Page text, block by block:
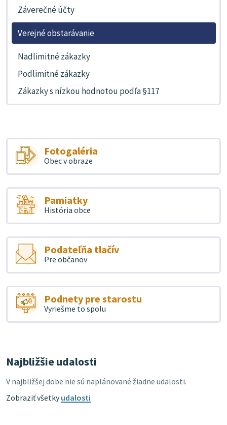
Záverečné účty
Verejné obstarávanie
Nadlimitné zákazky
Podlimitné zákazky
Zákazky s nízkou hodnotou podľa §117
Fotogaléria
Obec v obraze
Pamiatky
História obce
Podateľňa tlačív
Pre občanov
Podnety pre starostu
Vyriešme to spolu
Najbližšie udalosti
V najbližšej dobe nie sú naplánované žiadne udalosti.
Zobraziť všetkyudalosti